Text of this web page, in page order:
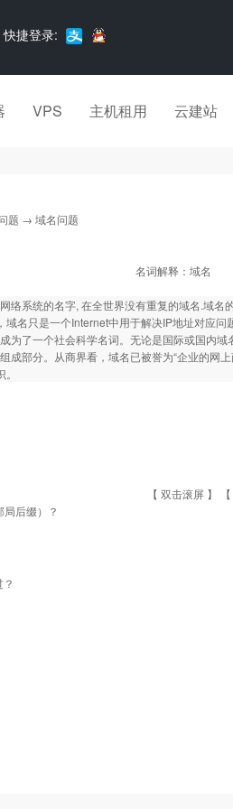
快捷登录:
VPS 主机租用 云建站
题 → 域名问题
名词解释：域名
络系统的名字, 在全世界没有重复的域名.域名
名只是一个Internet中用于解决IP地址对应
为了一个社会科学名词。无论是国际或国内
成部分。从商界看，域名已被誉为“企业的网
【 双击滚屏 】 【
后缀）？